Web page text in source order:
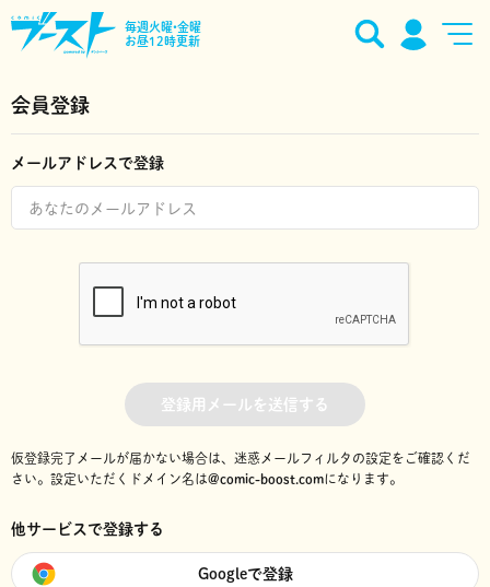
毎週火曜•金曜
お昼12時更新
会員登録
メールアドレスで登録
登録用メールを送信する
仮登録完了メールが届かない場合は、迷惑メールフィルタの設定をご確認くだ
さい。 設定いただくドメイン名は@comic-boost.comになります。
他サービスで登録する
Googleで登録